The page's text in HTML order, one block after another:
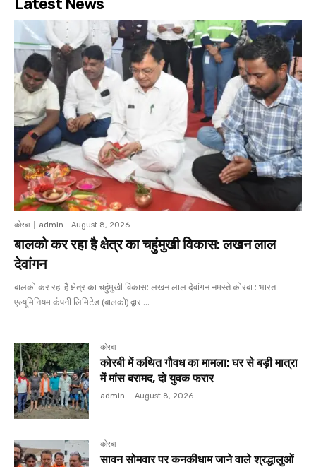
Latest News
कोरबा admin - August 8, 2026
बालको कर रहा है क्षेत्र का चहुंमुखी विकास: लखन लाल
देवांगन
बालको कर रहा है क्षेत्र का चहुंमुखी विकास: लखन लाल देवांगन नमस्ते कोरबा : भारत
एल्यूमिनियम कंपनी लिमिटेड (बालको) द्वारा...
कोरबा
कोरबी में कथित गौवध का मामला: घर से बड़ी मात्रा
में मांस बरामद, दो युवक फरार
admin - August 8, 2026
कोरबा
सावन सोमवार पर कनकीधाम जाने वाले श्रद्धालुओं